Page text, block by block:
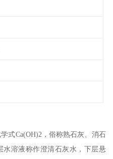
式Ca(OH)2，俗称熟石灰、消石
水溶液称作澄清石灰水，下层悬